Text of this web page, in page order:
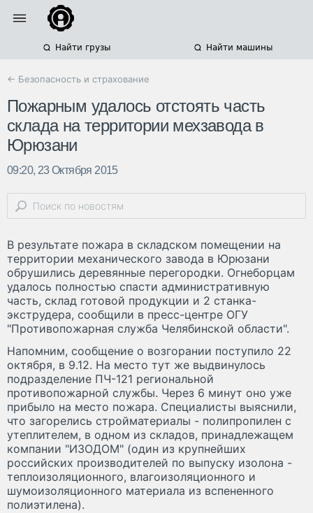
Найти грузы Найти машины
← Безопасность и страхование
Пожарным удалось отстоять часть
склада на территории мехзавода в
Юрюзани
09:20, 23 Октября 2015
В результате пожара в складском помещении на
территории механического завода в Юрюзани
обрушились деревянные перегородки. Огнеборцам
удалось полностью спасти административную
часть, склад готовой продукции и 2 станка-
экструдера, сообщили в пресс-центре ОГУ
"Противопожарная служба Челябинской области".
Напомним, сообщение о возгорании поступило 22
октября, в 9.12. На место тут же выдвинулось
подразделение ПЧ-121 региональной
противопожарной службы. Через 6 минут оно уже
прибыло на место пожара. Специалисты выяснили,
что загорелись стройматериалы - полипропилен с
утеплителем, в одном из складов, принадлежащем
компании "ИЗОДОМ" (один из крупнейших
российских производителей по выпуску изолона -
теплоизоляционного, влагоизоляционного и
шумоизоляционного материала из вспененного
полиэтилена).